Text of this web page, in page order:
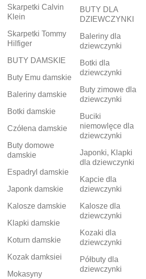
Skarpetki Calvin
Klein
Skarpetki Tommy
Hilfiger
BUTY DAMSKIE
Buty Emu damskie
Baleriny damskie
Botki damskie
Czółena damskie
Buty domowe
damskie
Espadryl damskie
Japonk damskie
Kalosze damskie
Klapki damskie
Koturn damskie
Kozak damksiei
Mokasyny
BUTY DLA
DZIEWCZYNKI
Baleriny dla
dziewczynki
Botki dla
dziewczynki
Buty zimowe dla
dziewczynki
Buciki
niemowlęce dla
dziewczynki
Japonki, Klapki
dla dziewczynki
Kapcie dla
dziewczynki
Kalosze dla
dziewczynki
Kozaki dla
dziewczynki
Półbuty dla
dziewczynki